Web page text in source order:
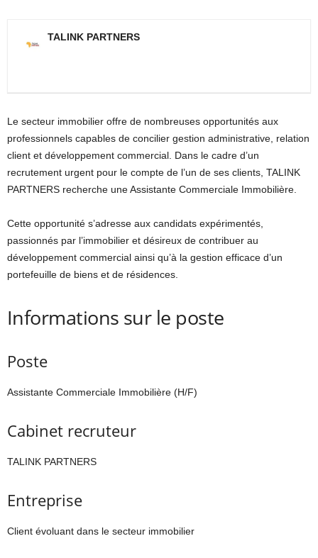
TALINK PARTNERS
Le secteur immobilier offre de nombreuses opportunités aux
professionnels capables de concilier gestion administrative, relation
client et développement commercial. Dans le cadre d’un
recrutement urgent pour le compte de l’un de ses clients, TALINK
PARTNERS recherche une Assistante Commerciale Immobilière.
Cette opportunité s’adresse aux candidats expérimentés,
passionnés par l’immobilier et désireux de contribuer au
développement commercial ainsi qu’à la gestion efficace d’un
portefeuille de biens et de résidences.
Informations sur le poste
Poste
Assistante Commerciale Immobilière (H/F)
Cabinet recruteur
TALINK PARTNERS
Entreprise
Client évoluant dans le secteur immobilier